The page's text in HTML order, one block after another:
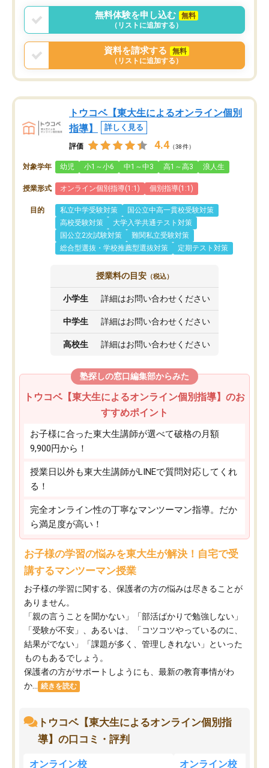
無料体験を申し込む
無料
（リストに追加する）
資料を請求する
無料
（リストに追加する）
トウコベ【東大生によるオンライン個別
指導】
詳しく見る
評価 4.4 （38件）
対象学年 幼児 小1～小6 中1～中3 高1～高3 浪人生
授業形式 オンライン個別指導(1:1) 個別指導(1:1)
目的 私立中学受験対策
国公立中高一貫校受験対策
高校受験対策
大学入学共通テスト対策
国公立2次試験対策
難関私立受験対策
総合型選抜・学校推薦型選抜対策
定期テスト対策
授業料の目安 （税込）
小学生 詳細はお問い合わせください
中学生 詳細はお問い合わせください
高校生 詳細はお問い合わせください
塾探しの窓口編集部からみた
トウコベ【東大生によるオンライン個別指導】のお
すすめポイント
お子様に合った東大生講師が選べて破格の月額
9,900円から！
授業日以外も東大生講師がLINEで質問対応してくれ
る！
完全オンライン性の丁寧なマンツーマン指導。だか
ら満足度が高い！
お子様の学習の悩みを東大生が解決！自宅で受
講するマンツーマン授業
お子様の学習に関する、保護者の方の悩みは尽きることが
ありません。
「親の言うことを聞かない」「部活ばかりで勉強しない」
「受験が不安」、あるいは、「コツコツやっているのに、
結果がでない」「課題が多く、管理しきれない」といった
ものもあるでしょう。
保護者の方がサポートしようにも、最新の教育事情がわ
か...
続きを読む
トウコベ【東大生によるオンライン個別指
導】の口コミ・評判
オンライン校 オンライン校